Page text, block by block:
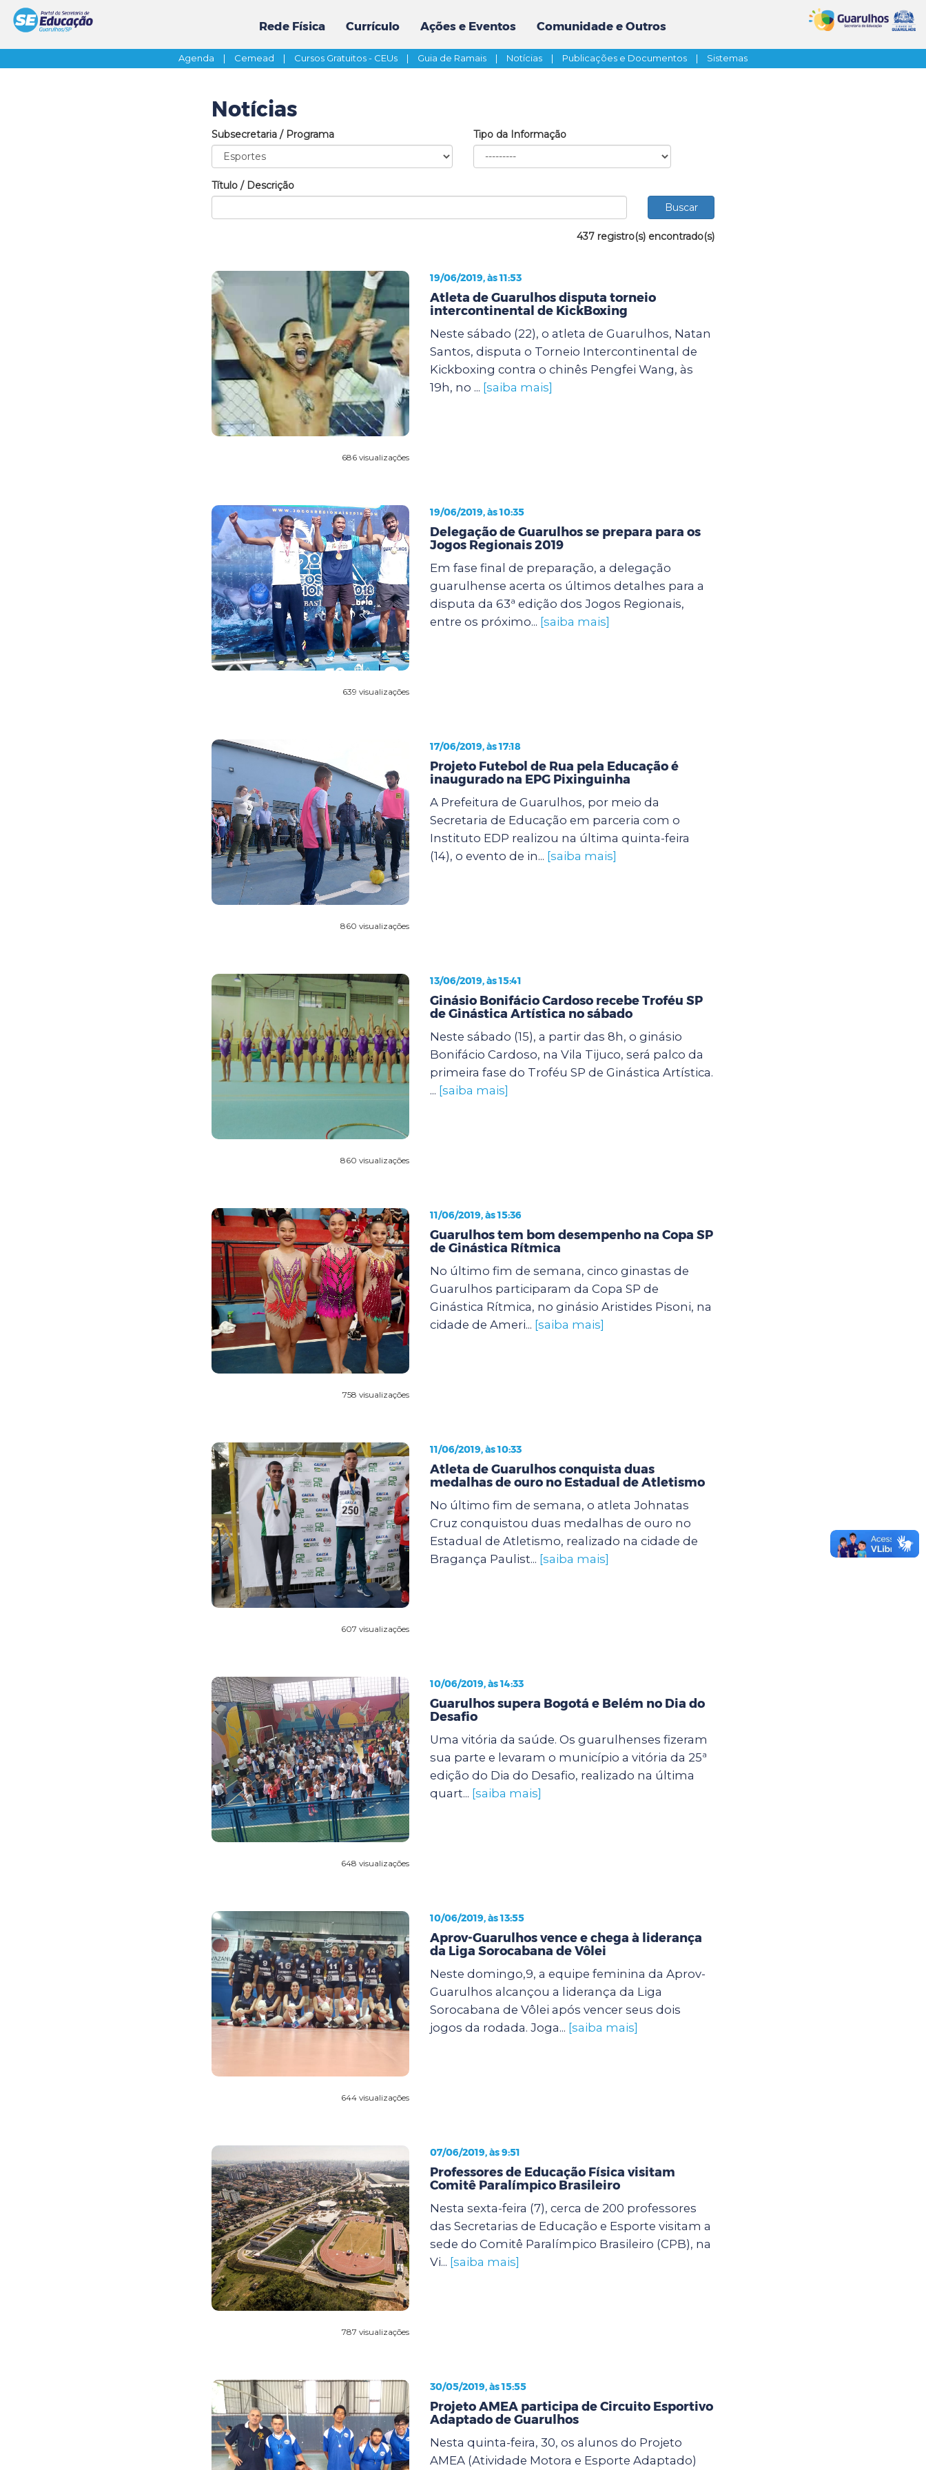
Rede Física Currículo Ações e Eventos Comunidade e Outros
Agenda | Cemead | Cursos Gratuitos - CEUs | Guia de Ramais | Notícias | Publicações e Documentos | Sistemas
Notícias
Subsecretaria / Programa Tipo da Informação
Título / Descrição
437 registro(s) encontrado(s)
686 visualizações
19/06/2019, às 11:53
Atleta de Guarulhos disputa torneio
intercontinental de KickBoxing
Neste sábado (22), o atleta de Guarulhos, Natan
Santos, disputa o Torneio Intercontinental de
Kickboxing contra o chinês Pengfei Wang, às
19h, no ... [saiba mais]
639 visualizações
19/06/2019, às 10:35
Delegação de Guarulhos se prepara para os
Jogos Regionais 2019
Em fase final de preparação, a delegação
guarulhense acerta os últimos detalhes para a
disputa da 63ª edição dos Jogos Regionais,
entre os próximo... [saiba mais]
860 visualizações
17/06/2019, às 17:18
Projeto Futebol de Rua pela Educação é
inaugurado na EPG Pixinguinha
A Prefeitura de Guarulhos, por meio da
Secretaria de Educação em parceria com o
Instituto EDP realizou na última quinta-feira
(14), o evento de in... [saiba mais]
860 visualizações
13/06/2019, às 15:41
Ginásio Bonifácio Cardoso recebe Troféu SP
de Ginástica Artística no sábado
Neste sábado (15), a partir das 8h, o ginásio
Bonifácio Cardoso, na Vila Tijuco, será palco da
primeira fase do Troféu SP de Ginástica Artística.
... [saiba mais]
758 visualizações
11/06/2019, às 15:36
Guarulhos tem bom desempenho na Copa SP
de Ginástica Rítmica
No último fim de semana, cinco ginastas de
Guarulhos participaram da Copa SP de
Ginástica Rítmica, no ginásio Aristides Pisoni, na
cidade de Ameri... [saiba mais]
607 visualizações
11/06/2019, às 10:33
Atleta de Guarulhos conquista duas
medalhas de ouro no Estadual de Atletismo
No último fim de semana, o atleta Johnatas
Cruz conquistou duas medalhas de ouro no
Estadual de Atletismo, realizado na cidade de
Bragança Paulist... [saiba mais]
648 visualizações
10/06/2019, às 14:33
Guarulhos supera Bogotá e Belém no Dia do
Desafio
Uma vitória da saúde. Os guarulhenses fizeram
sua parte e levaram o município a vitória da 25ª
edição do Dia do Desafio, realizado na última
quart... [saiba mais]
644 visualizações
10/06/2019, às 13:55
Aprov-Guarulhos vence e chega à liderança
da Liga Sorocabana de Vôlei
Neste domingo,9, a equipe feminina da Aprov-
Guarulhos alcançou a liderança da Liga
Sorocabana de Vôlei após vencer seus dois
jogos da rodada. Joga... [saiba mais]
787 visualizações
07/06/2019, às 9:51
Professores de Educação Física visitam
Comitê Paralímpico Brasileiro
Nesta sexta-feira (7), cerca de 200 professores
das Secretarias de Educação e Esporte visitam a
sede do Comitê Paralímpico Brasileiro (CPB), na
Vi... [saiba mais]
30/05/2019, às 15:55
Projeto AMEA participa de Circuito Esportivo
Adaptado de Guarulhos
Nesta quinta-feira, 30, os alunos do Projeto
AMEA (Atividade Motora e Esporte Adaptado)